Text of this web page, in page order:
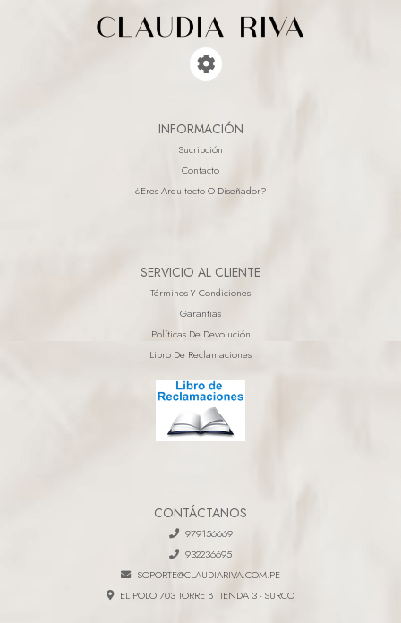
INFORMACIÓN
Sucripción
Contacto
¿eres Arquitecto O Diseñador?
SERVICIO AL CLIENTE
Términos Y Condiciones
Garantias
Políticas De Devolución
Libro De Reclamaciones
CONTÁCTANOS
979156669
932236695
SOPORTE@CLAUDIARIVA.COM.PE
EL POLO 703 TORRE B TIENDA 3 - SURCO